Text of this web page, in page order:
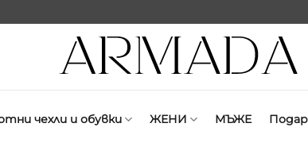
чехли и обувки ЖЕНИ МЪЖЕ